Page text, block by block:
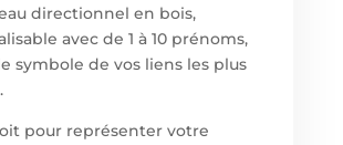
directionnel en bois,
avec de 1 à 10 prénoms,
symbole de vos liens les plus
pour représenter votre